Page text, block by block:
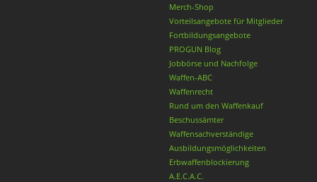
Merch-Shop
Vorteilsangebote für Mitglieder
Fortbildungsangebote
PROGUN Blog
Jobbörse und Nachfolge
Waffen-ABC
Waffenrecht
Rund um den Waffenkauf
Beschussämter
Waffensachverständige
Ausbildungsmöglichkeiten
Erbwaffenblockierung
A.E.C.A.C.